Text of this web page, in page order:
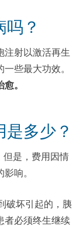
？
注射以激活再生
些最大功效。
。
是多少？
但是，费用因情
响。
破坏引起的，胰
者必须终生继续